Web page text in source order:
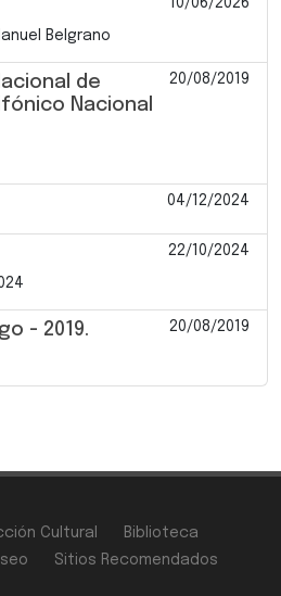
10/06/2026
Belgrano
de
Nacional
20/08/2019
04/12/2024
22/10/2024
- 2019. 20/08/2019
Cultural
Biblioteca
Sitios Recomendados